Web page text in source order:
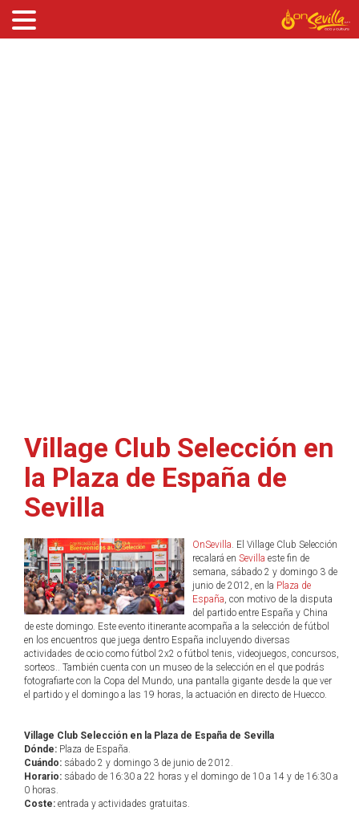
Village Club Selección en
la Plaza de España de
Sevilla
OnSevilla. El Village Club Selección
recalará en Sevilla este fin de
semana, sábado 2 y domingo 3 de
junio de 2012, en la Plaza de
España, con motivo de la disputa
del partido entre España y China
de este domingo. Este evento itinerante acompaña a la selección de fútbol
en los encuentros que juega dentro España incluyendo diversas
actividades de ocio como fútbol 2x2 o fútbol tenis, videojuegos, concursos,
sorteos.. También cuenta con un museo de la selección en el que podrás
fotografiarte con la Copa del Mundo, una pantalla gigante desde la que ver
el partido y el domingo a las 19 horas, la actuación en directo de Huecco.
Village Club Selección en la Plaza de España de Sevilla
Dónde: Plaza de España.
Cuándo: sábado 2 y domingo 3 de junio de 2012.
Horario: sábado de 16:30 a 22 horas y el domingo de 10 a 14 y de 16:30 a
0 horas.
Coste: entrada y actividades gratuitas.